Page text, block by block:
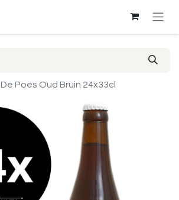
De Poes Oud Bruin 24x33cl